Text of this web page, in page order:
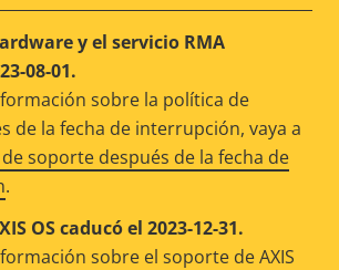
y el servicio RMA
08-01.
sobre la política de
de la fecha de interrupción, vaya a
soporte después de la fecha de
.
OS caducó el 2023-12-31.
sobre el soporte de AXIS